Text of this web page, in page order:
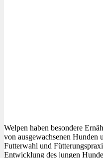
Welpen haben besondere
von ausgewachsenen Hunden
Futterwahl und
Entwicklung des jungen